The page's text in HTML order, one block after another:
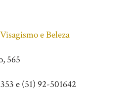
e Beleza
565
e (51) 92-501642